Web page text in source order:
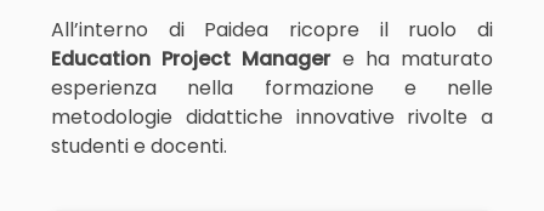
All’interno di Paidea ricopre il ruolo di
Education Project Managere ha maturato
esperienza nella formazione e nelle
metodologie didattiche innovative rivolte a
studenti e docenti.